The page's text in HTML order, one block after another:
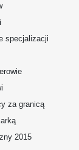
specjalizacji
za granicą
2015